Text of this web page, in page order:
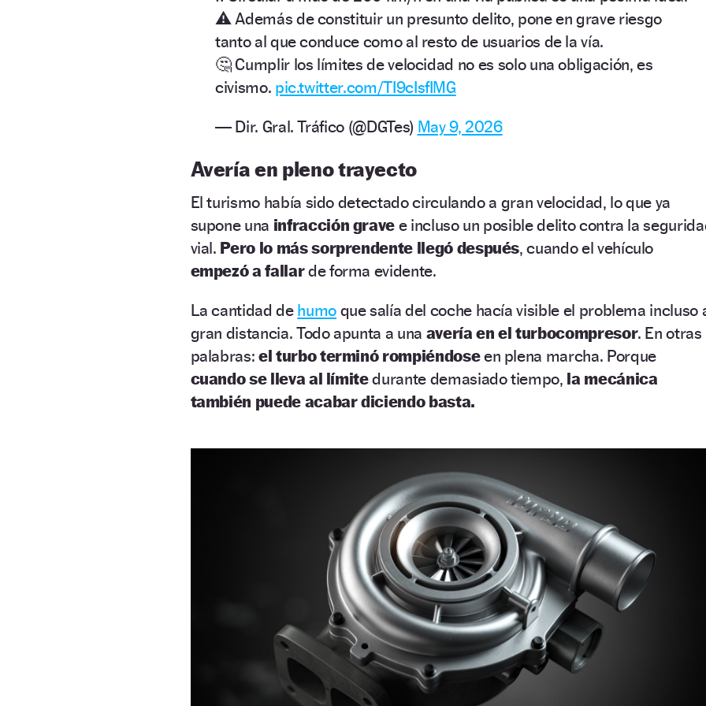
⚠️ Además de constituir un presunto delito, pone en grave riesgo
tanto al que conduce como al resto de usuarios de la vía.
🤔 Cumplir los límites de velocidad no es solo una obligación, es
civismo. pic.twitter.com/TI9cIsfIMG
— Dir. Gral. Tráfico (@DGTes) May 9, 2026
Avería en pleno trayecto
El turismo había sido detectado circulando a gran velocidad, lo que ya
supone una infracción grave e incluso un posible delito contra la
vial. Pero lo más sorprendente llegó después, cuando el vehículo
empezó a fallarde forma evidente.
La cantidad de humoque salía del coche hacía visible el problema incluso
gran distancia. Todo apunta a una avería en el turbocompresor. En otras
palabras:el turbo terminó rompiéndoseen plena marcha. Porque
cuando se lleva al límitedurante demasiado tiempo, la mecánica
también puede acabar diciendo basta.